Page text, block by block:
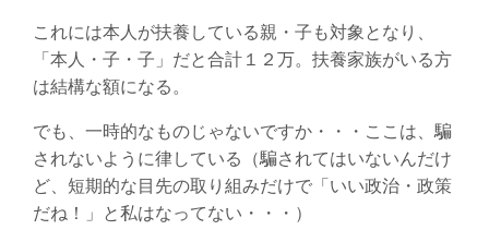
これには本人が扶養している親・子も対象となり、
「本人・子・子」だと合計１２万。扶養家族がいる方
は結構な額になる。
でも、一時的なものじゃないですか・・・ここは、騙
されないように律している（騙されてはいないんだけ
ど、短期的な目先の取り組みだけで「いい政治・政策
だね！」と私はなってない・・・）